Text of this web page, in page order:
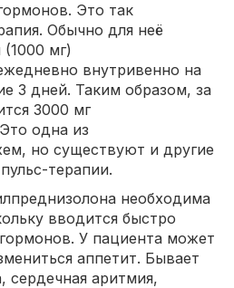
Это так
Обычно для неё
(1000 мг)
внутривенно на
3 дней. Таким образом, за
3000 мг
одна из
но существуют и другие
терапии.
необходима
вводится быстро
У пациента может
аппетит. Бывает
сердечная аритмия,